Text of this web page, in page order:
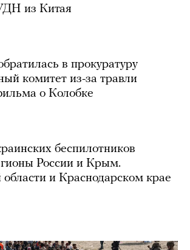
из Китая
в прокуратуру
комитет из-за травли
о Колобке
беспилотников
России и Крым.
и Краснодарском крае